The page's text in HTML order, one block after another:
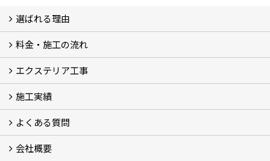
選ばれる理由
選ばれる理由
料金・施工の流れ
料金
施工の流れ
エクステリア工事
エクステリア工事
施工実績
フォトギャラリー
メディア紹介・掲載
お客様の声
よくある質問
よくある質問
会社概要